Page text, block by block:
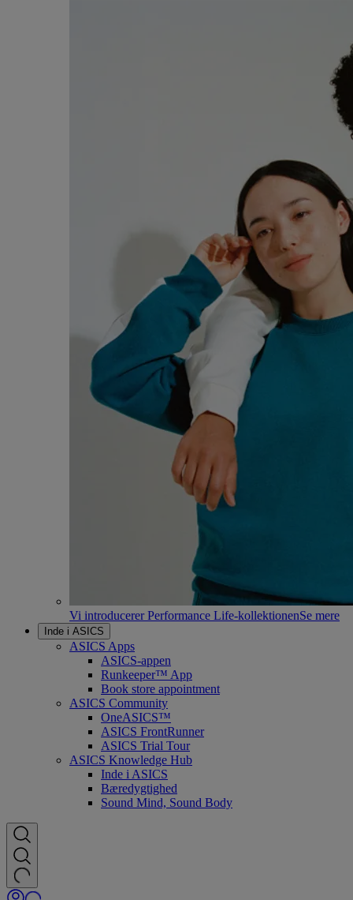
Vi introducerer Performance Life-kollektionenSe mere
Inde i ASICS
ASICS Apps
ASICS-appen
Runkeeper™ App
Book store appointment
ASICS Community
OneASICS™
ASICS FrontRunner
ASICS Trial Tour
ASICS Knowledge Hub
Inde i ASICS
Bæredygtighed
Sound Mind, Sound Body